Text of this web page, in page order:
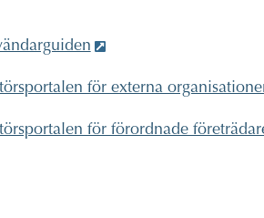
för externa
för förordnade